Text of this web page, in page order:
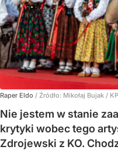
Raper Eldo / Źródło: Mikołaj Bujak /
Nie jestem w stanie
krytyki wobec tego
Zdrojewski z KO.